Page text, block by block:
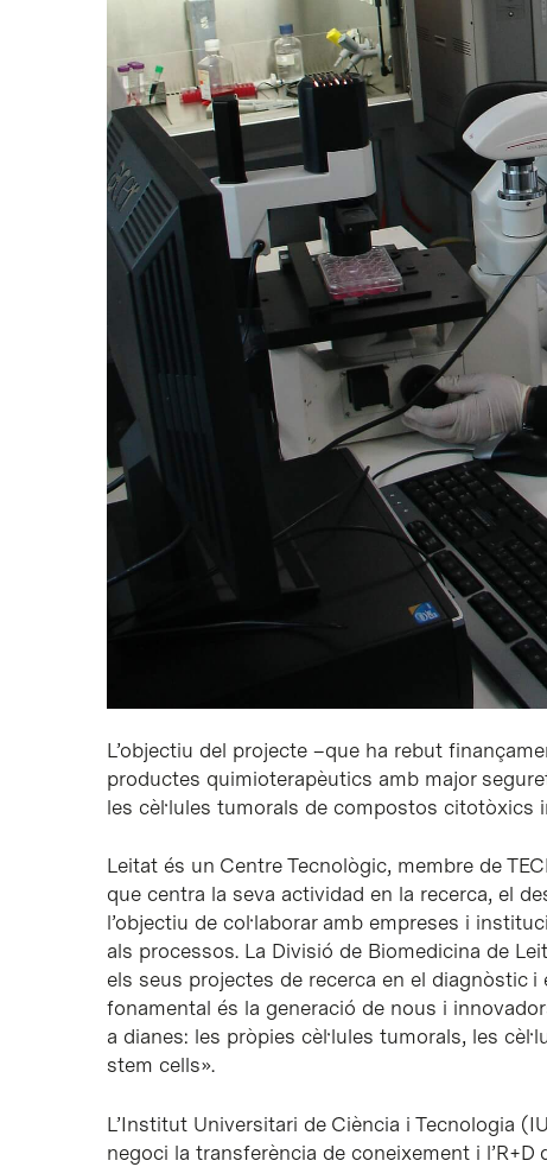
L’objectiu del projecte –que ha rebut
productes quimioterapèutics amb major
les cèl·lules tumorals de compostos citotòxics
Leitat és un Centre Tecnològic, membre de
que centra la seva actividad en la recerca, el
l’objectiu de col·laborar amb empreses i
als processos. La Divisió de Biomedicina de
els seus projectes de recerca en el diagnòstic
fonamental és la generació de nous i
a dianes: les pròpies cèl·lules tumorals, les
stem cells».
L’Institut Universitari de Ciència i Tecnologia
negoci la transferència de coneixement i